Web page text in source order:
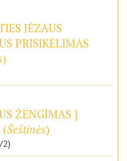
JĖZAUS
PRISIKĖLIMAS
)
ŽENGIMAS Į
(Šeštinės)
2)